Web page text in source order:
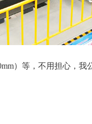
）等，不用担心，我